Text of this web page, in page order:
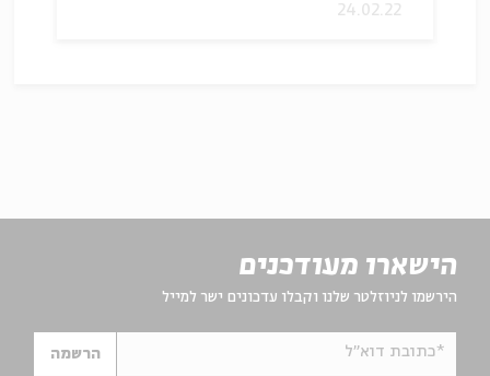
24.02.22
הישארו מעודכנים
הירשמו לניוזלטר שלנו וקבלו עדכונים ישר למייל
*כתובת דוא"ל הרשמה